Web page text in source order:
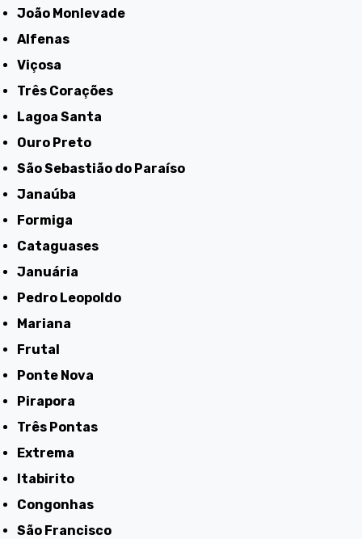
João Monlevade
Alfenas
Viçosa
Três Corações
Lagoa Santa
Ouro Preto
São Sebastião do Paraíso
Janaúba
Formiga
Cataguases
Januária
Pedro Leopoldo
Mariana
Frutal
Ponte Nova
Pirapora
Três Pontas
Extrema
Itabirito
Congonhas
São Francisco